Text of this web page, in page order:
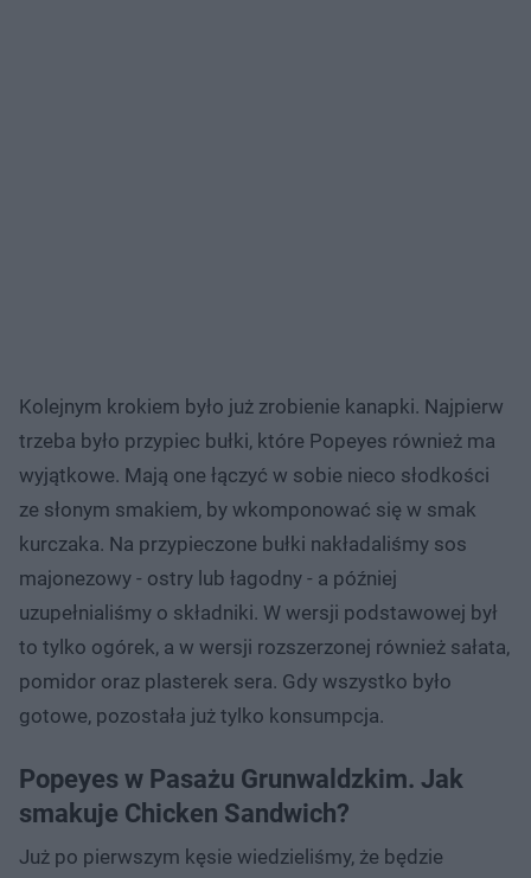
Kolejnym krokiem było już zrobienie kanapki. Najpierw
trzeba było przypiec bułki, które Popeyes również ma
wyjątkowe. Mają one łączyć w sobie nieco słodkości
ze słonym smakiem, by wkomponować się w smak
kurczaka. Na przypieczone bułki nakładaliśmy sos
majonezowy - ostry lub łagodny - a później
uzupełnialiśmy o składniki. W wersji podstawowej był
to tylko ogórek, a w wersji rozszerzonej również sałata,
pomidor oraz plasterek sera. Gdy wszystko było
gotowe, pozostała już tylko konsumpcja.
Popeyes w Pasażu Grunwaldzkim. Jak
smakuje Chicken Sandwich?
Już po pierwszym kęsie wiedzieliśmy, że będzie